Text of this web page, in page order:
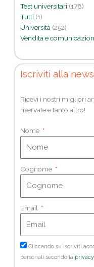
Test universitari (178)
Tutti (1)
Università (252)
Vendita e
Iscriviti alla
Ricevi i nostri migliori
riservate e tanto altro!
Nome
Cognome
Email
Cliccando su Iscriviti
personali secondo la